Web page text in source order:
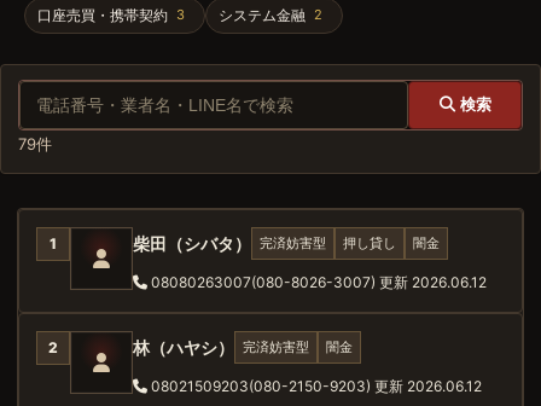
口座売買・携帯契約 3 システム金融 2
検索
79件
1 柴田（シバタ） 完済妨害型 押し貸し 闇金
08080263007(080-8026-3007) 更新 2026.06.12
2 林（ハヤシ） 完済妨害型 闇金
08021509203(080-2150-9203) 更新 2026.06.12